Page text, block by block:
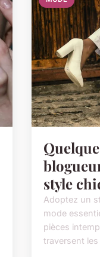
style
Adoptez un
mode
pièces
traversent